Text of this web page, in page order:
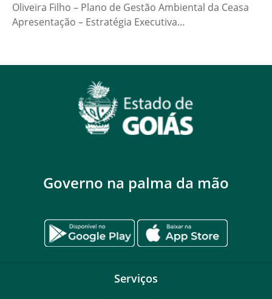
Oliveira Filho – Plano de Gestão Ambiental da Ceasa
Apresentação – Estratégia Executiva…
Governo na palma da mão
Serviços